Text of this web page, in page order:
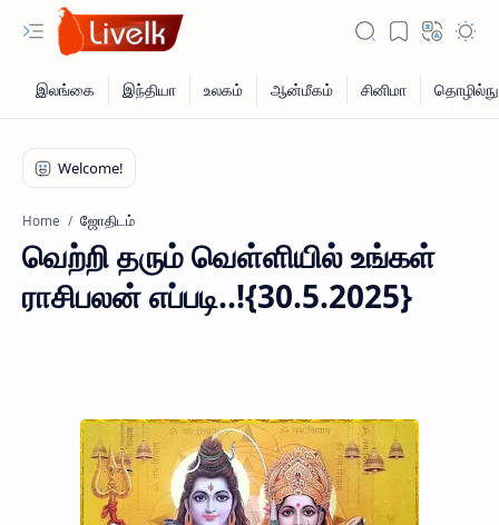
Home ஜோதிடம்
வெற்றி தரும் வெள்ளியில் உங்கள்
ராசிபலன் எப்படி..!{30.5.2025}